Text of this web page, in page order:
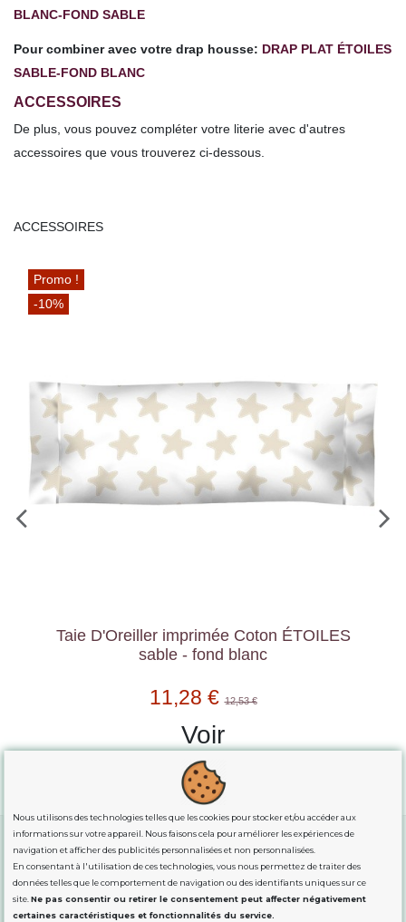
BLANC-FOND SABLE
Pour combiner avec votre drap housse: DRAP PLAT ÉTOILES
SABLE-FOND BLANC
ACCESSOIRES
De plus, vous pouvez compléter votre literie avec d'autres
accessoires que vous trouverez ci-dessous.
ACCESSOIRES
Housse de Couette Réversible Coton
ÉTOILES blanc - fond sable
56,36 €
GUIDE DES TAILLES
Nous utilisons des technologies telles que les cookies pour stocker et/ou accéder aux
informations sur votre appareil. Nous faisons cela pour améliorer les expériences de
navigation et afficher des publicités personnalisées et non personnalisées.
En consentant à l'utilisation de ces technologies, vous nous permettez de traiter des
données telles que le comportement de navigation ou des identifiants uniques sur ce
site.Ne pas consentir ou retirer le consentement peut affecter négativement
certaines caractéristiques et fonctionnalités du service.